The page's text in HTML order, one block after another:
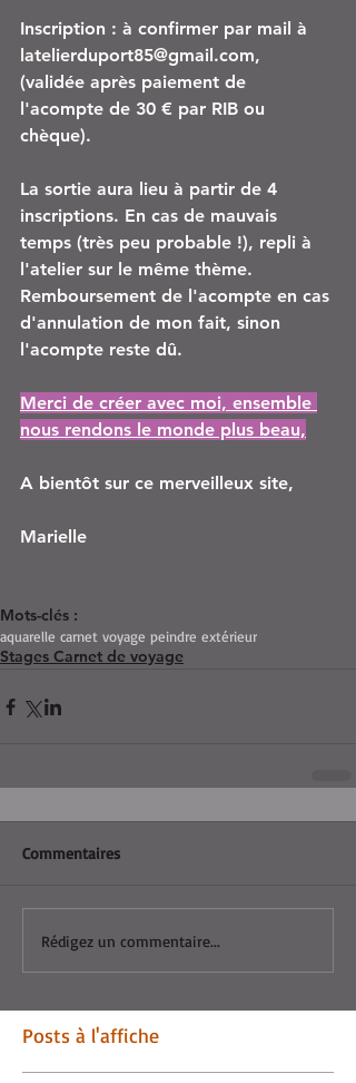
Inscription : à confirmer par mail à
latelierduport85@gmail.com,
(validée après paiement de
l'acompte de 30 € par RIB ou
chèque).
La sortie aura lieu à partir de 4
inscriptions. En cas de mauvais
temps (très peu probable !), repli à
l'atelier sur le même thème.
Remboursement de l'acompte en cas
d'annulation de mon fait, sinon
l'acompte reste dû.
Merci de créer avec moi, ensemble
nous rendons le monde plus beau,
A bientôt sur ce merveilleux site,
Marielle
Mots-clés :
aquarelle carnet voyage peindre extérieur
Stages Carnet de voyage
Commentaires
Rédigez un commentaire...
Posts à l'affiche